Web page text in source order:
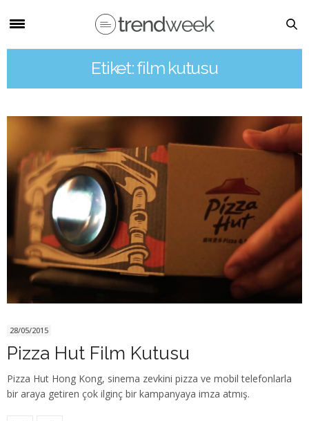
Etiket: film kutusu
28/05/2015
Pizza Hut Film Kutusu
Pizza Hut Hong Kong, sinema zevkini pizza ve mobil telefonlarla
bir araya getiren çok ilginç bir kampanyaya imza atmış.